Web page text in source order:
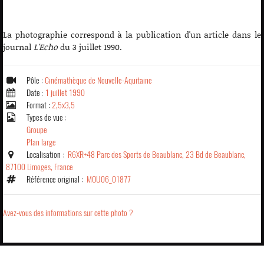
La photographie correspond à la publication d'un article dans le
journalL'Echodu 3 juillet 1990.
Pôle : Cinémathèque de Nouvelle-Aquitaine
Date : 1 juillet 1990
Format : 2,5x3,5
Types de vue :
Groupe
Plan large
Localisation : R6XR+48 Parc des Sports de Beaublanc, 23 Bd de Beaublanc,
87100 Limoges, France
Référence original : MOU06_01877
Avez-vous des informations sur cette photo ?